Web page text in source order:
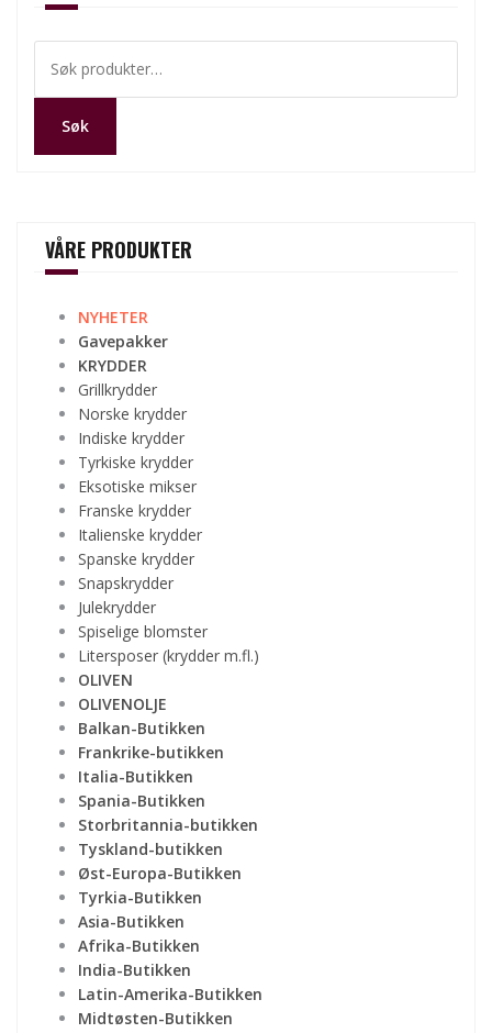
etter:
Søk
VÅRE PRODUKTER
NYHETER
Gavepakker
KRYDDER
Grillkrydder
Norske krydder
Indiske krydder
Tyrkiske krydder
Eksotiske mikser
Franske krydder
Italienske krydder
Spanske krydder
Snapskrydder
Julekrydder
Spiselige blomster
Litersposer (krydder m.fl.)
OLIVEN
OLIVENOLJE
Balkan-Butikken
Frankrike-butikken
Italia-Butikken
Spania-Butikken
Storbritannia-butikken
Tyskland-butikken
Øst-Europa-Butikken
Tyrkia-Butikken
Asia-Butikken
Afrika-Butikken
India-Butikken
Latin-Amerika-Butikken
Midtøsten-Butikken